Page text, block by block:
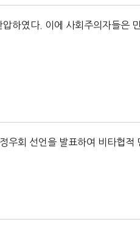
하였다. 이에 사회주의자들은
우회 선언을 발표하여 비타협적